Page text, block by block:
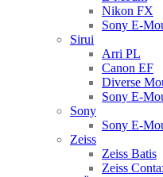
Nikon FX
Sony E-
Sirui
Arri PL
Canon EF
Diverse
Sony E-
Sony
Sony E-
Zeiss
Zeiss Batis
Zeiss